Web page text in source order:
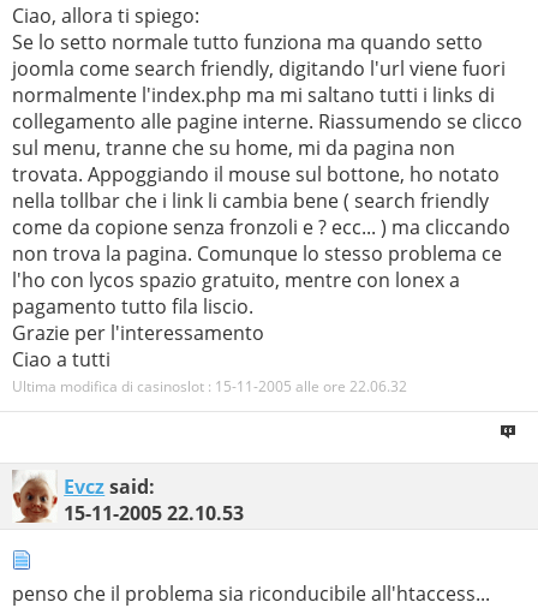
Ciao, allora ti spiego:
Se lo setto normale tutto funziona ma quando setto
joomla come search friendly, digitando l'url viene fuori
normalmente l'index.php ma mi saltano tutti i links di
collegamento alle pagine interne. Riassumendo se clicco
sul menu, tranne che su home, mi da pagina non
trovata. Appoggiando il mouse sul bottone, ho notato
nella tollbar che i link li cambia bene ( search friendly
come da copione senza fronzoli e ? ecc... ) ma cliccando
non trova la pagina. Comunque lo stesso problema ce
l'ho con lycos spazio gratuito, mentre con lonex a
pagamento tutto fila liscio.
Grazie per l'interessamento
Ciao a tutti
Ultima modifica di casinoslot : 15-11-2005 alle ore 22.06.32
Evczsaid:
15-11-200522.10.53
penso che il problema sia riconducibile all'htaccess...